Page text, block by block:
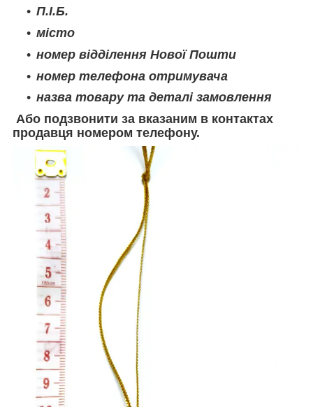
П.І.Б.
місто
номер відділення Нової Пошти
номер телефона отримувача
назва товару та деталі замовлення
Або подзвонити за вказаним в контактах
продавця номером телефону.